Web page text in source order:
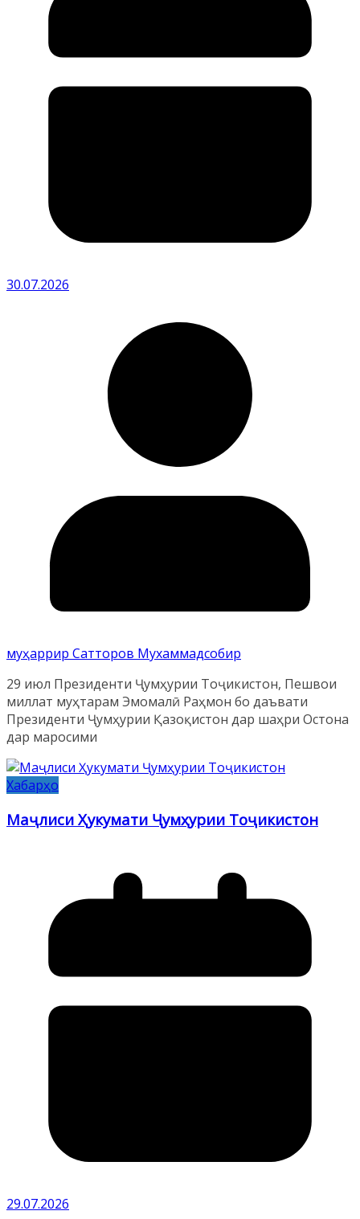
30.07.2026
муҳаррир Сатторов Мухаммадсобир
29 июл Президенти Ҷумҳурии Тоҷикистон, Пешвои
миллат муҳтарам Эмомалӣ Раҳмон бо даъвати
Президенти Ҷумҳурии Қазоқистон дар шаҳри Остона
дар маросими
Хабарҳо
Маҷлиси Ҳукумати Ҷумҳурии Тоҷикистон
29.07.2026